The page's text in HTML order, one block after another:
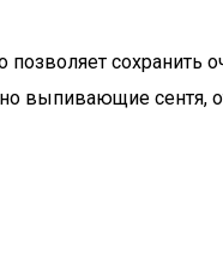
позволяет
выпивающие сентя,